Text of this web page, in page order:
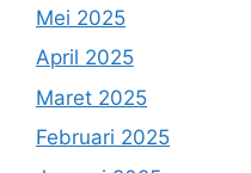
Mei 2025
April 2025
Maret 2025
Februari 2025